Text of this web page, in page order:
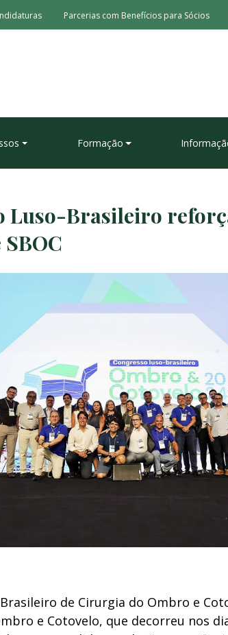
Parcerias com Benefícios para Sócios
Formação
Luso-Brasileiro
de Cirurgia do Ombro e
e Cotovelo, que decorreu nos